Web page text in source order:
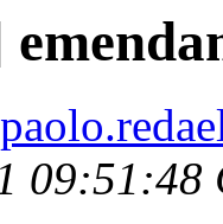
09:51:48